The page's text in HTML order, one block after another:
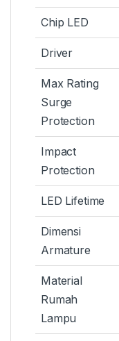
Chip LED
Driver
Max Rating
Surge
Protection
Impact
Protection
LED Lifetime
Dimensi
Armature
Material
Rumah
Lampu